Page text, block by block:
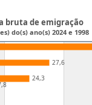
27,6
24,3
bruta de emigração
do(s) ano(s) 2024 e 1998